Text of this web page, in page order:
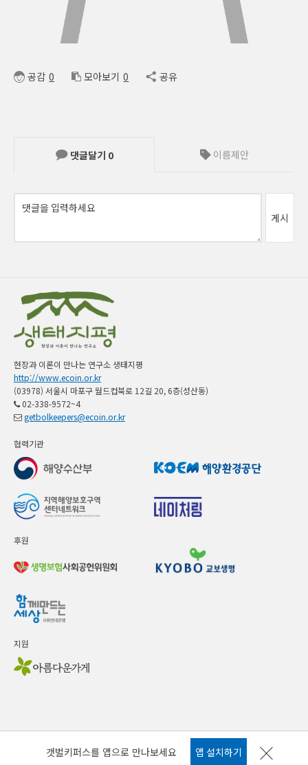
공감 0 모아보기 0 공유
댓글달기 0 이름제안
게시
현장과 이론이 만나는 연구소 생태지평
http://www.ecoin.or.kr
(03978) 서울시 마포구 월드컵북로 12길 20, 6층(성산동)
02-338-9572~4
getbolkeepers@ecoin.or.kr
협력기관
후원
지원
갯벌키퍼스를 앱으로 만나보세요 앱 설치하기